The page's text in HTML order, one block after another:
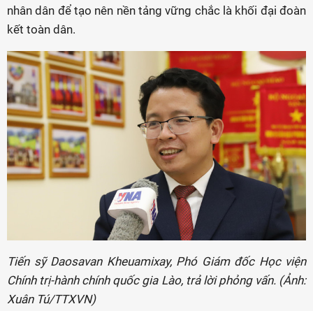
nhân dân để tạo nên nền tảng vững chắc là khối đại đoàn
kết toàn dân.
Tiến sỹ Daosavan Kheuamixay, Phó Giám đốc Học viện
Chính trị-hành chính quốc gia Lào, trả lời phỏng vấn. (Ảnh:
Xuân Tú/TTXVN)